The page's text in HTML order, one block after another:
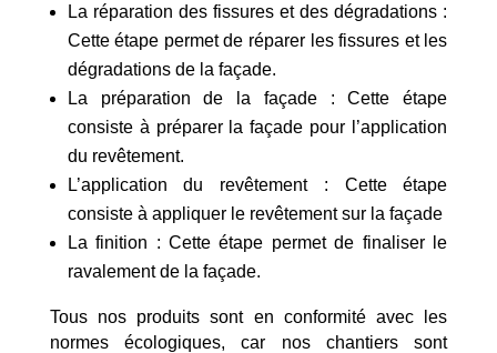
La réparation des fissures et des dégradations :
Cette étape permet de réparer les fissures et les
dégradations de la façade.
La préparation de la façade : Cette étape
consiste à préparer la façade pour l’application
du revêtement.
L’application du revêtement : Cette étape
consiste à appliquer le revêtement sur la façade
La finition : Cette étape permet de finaliser le
ravalement de la façade.
Tous nos produits sont en conformité avec les
normes écologiques, car nos chantiers sont